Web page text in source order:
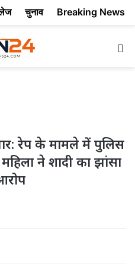
रेप के मामले में पुलिस
ने शादी का झांसा
चुनाव Breaking News